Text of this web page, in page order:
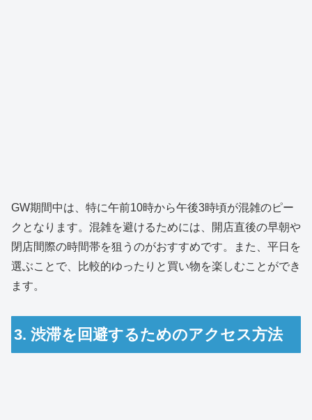
GW期間中は、特に午前10時から午後3時頃が混雑のピー
クとなります。混雑を避けるためには、開店直後の早朝や
閉店間際の時間帯を狙うのがおすすめです。また、平日を
選ぶことで、比較的ゆったりと買い物を楽しむことができ
ます。
3. 渋滞を回避するためのアクセス方法